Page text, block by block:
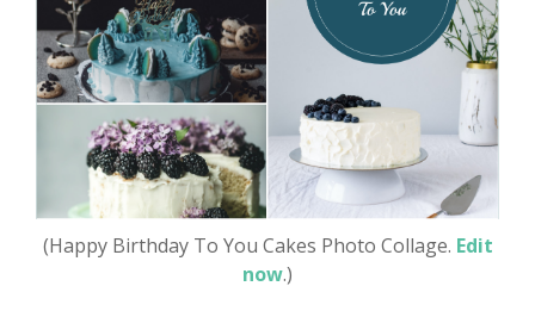
(Happy Birthday To You Cakes Photo Collage. Edit
now.)